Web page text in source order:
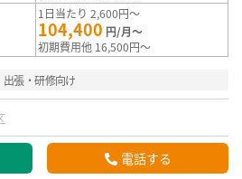
1日当たり 2,600円～
104,400 円/月～
初期費用他 16,500円～
出張・研修向け
電話する